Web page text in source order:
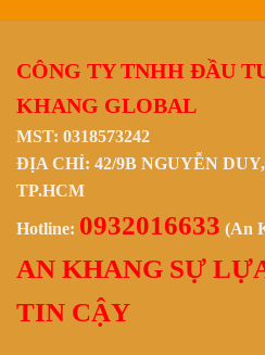
CÔNG TY TNHH ĐẦU
KHANG GLOBAL
MST: 0318573242
ĐỊA CHỈ: 42/9B NGUYỄN
TP.HCM
Hotline: 0932016633 (An
AN KHANG SỰ
TIN CẬY